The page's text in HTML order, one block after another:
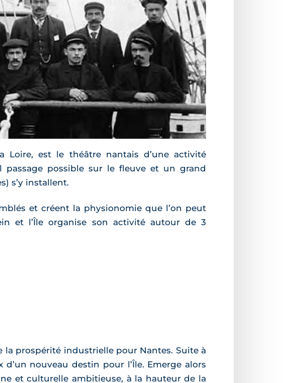
Loire, est le théâtre nantais d’une activité
passage possible sur le fleuve et un grand
s’y installent.
et créent la physionomie que l’on peut
et l’Île organise son activité autour de 3
la prospérité industrielle pour Nantes. Suite à
nouveau destin pour l’Île. Emerge alors
et culturelle ambitieuse, à la hauteur de la